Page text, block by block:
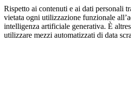
Rispetto ai contenuti e ai dati personali
vietata ogni utilizzazione funzionale
intelligenza artificiale generativa. È
utilizzare mezzi automatizzati di data